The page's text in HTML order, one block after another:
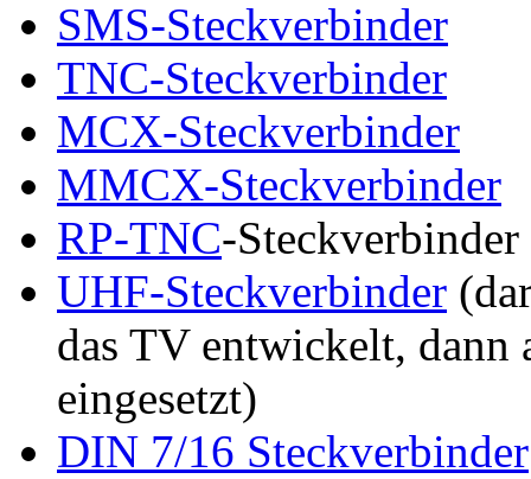
SMS-Steckverbinder
TNC-Steckverbinder
MCX-Steckverbinder
MMCX-Steckverbinder
RP-TNC-Steckverbinder
UHF-Steckverbinder
das TV entwickelt, dann
eingesetzt)
DIN 7/16 Steckverbinder